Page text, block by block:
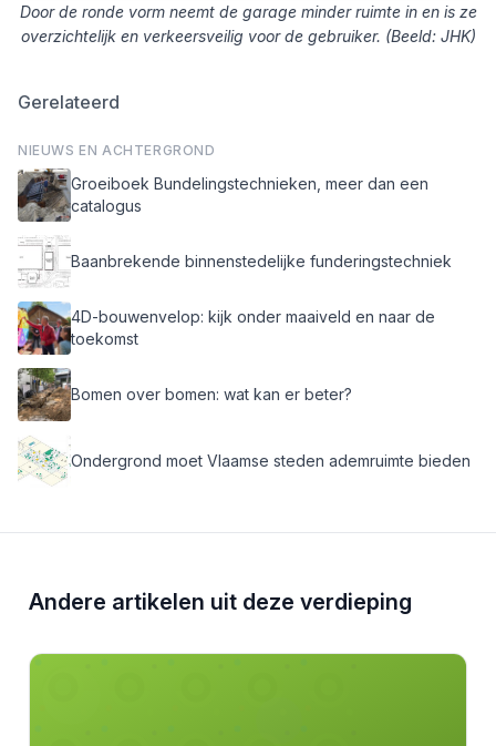
Door de ronde vorm neemt de garage minder ruimte in en is ze
overzichtelijk en verkeersveilig voor de gebruiker. (Beeld: JHK)
Gerelateerd
NIEUWS EN ACHTERGROND
Groeiboek Bundelingstechnieken, meer dan een
catalogus
Baanbrekende binnenstedelijke funderingstechniek
4D-bouwenvelop: kijk onder maaiveld en naar de
toekomst
Bomen over bomen: wat kan er beter?
Ondergrond moet Vlaamse steden ademruimte bieden
Andere artikelen uit deze verdieping